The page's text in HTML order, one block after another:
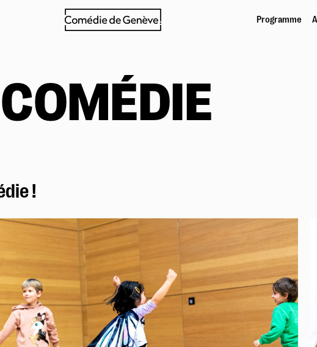
Programme
Billetterie en ligne
Abonnements
Samedi à tout prix
Foire aux questions
La Comédie
Le théâtre
Le Marché
Le restaurant Blé Noir
L'équipe
Emplois & stages
!